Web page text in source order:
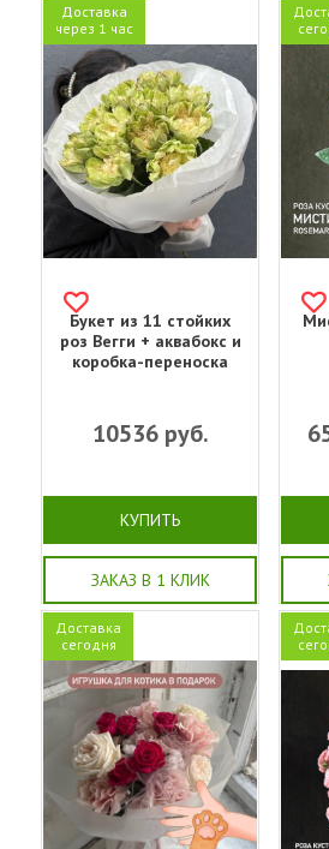
Доставка
через 1 час
Букет из 11 стойких
роз Вегги + аквабокс и
коробка-переноска
10536руб.
КУПИТЬ
ЗАКАЗ В 1 КЛИК
Доставка
сегодня